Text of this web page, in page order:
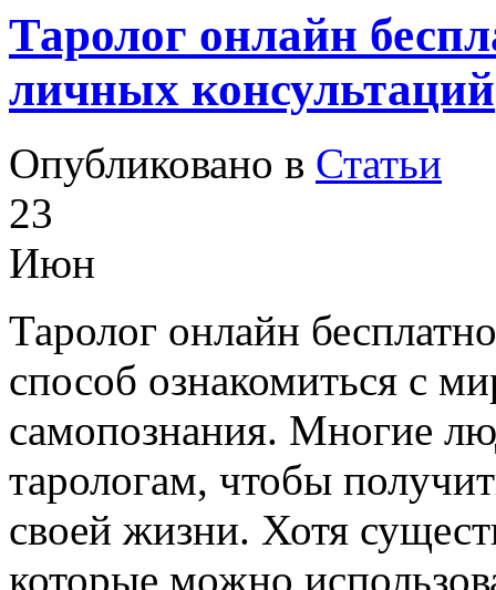
Таролог онлайн
личных консультаций
Опубликовано в Статьи
23
Июн
Таролог онлайн
способ ознакомиться с
самопознания. Многие
тарологам, чтобы
своей жизни. Хотя
которые можно